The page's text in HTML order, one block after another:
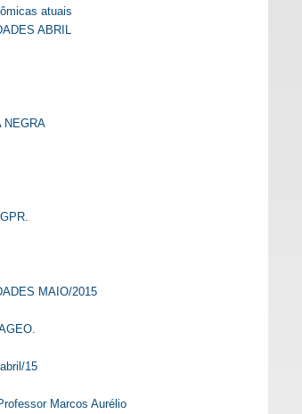
atuais
ABRIL
NEGRA
MAIO/2015
15
Marcos Aurélio